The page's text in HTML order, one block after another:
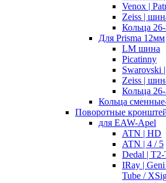
Venox |
Zeiss |
Кольца
Для Prisma 12мм
LM шина
Picatinny
Swarovski
Zeiss |
Кольца
Кольца
Поворотные
для EAW-Apel
ATN | HD
ATN | 4 / 5
Dedal |
IRay |
Tube /